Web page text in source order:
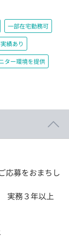
一部在宅勤務可
績あり
ター環境を提供
応募をおまちし
実務３年以上